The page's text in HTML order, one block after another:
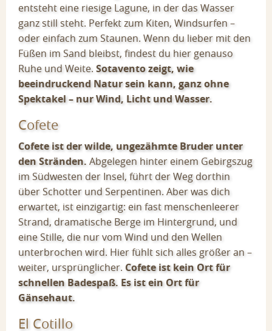
entsteht eine riesige Lagune, in der das Wasser
ganz still steht. Perfekt zum Kiten, Windsurfen –
oder einfach zum Staunen. Wenn du lieber mit den
Füßen im Sand bleibst, findest du hier genauso
Ruhe und Weite. Sotavento zeigt, wie
beeindruckend Natur sein kann, ganz ohne
Spektakel – nur Wind, Licht und Wasser.
Cofete
Cofete ist der wilde, ungezähmte Bruder unter
den Stränden. Abgelegen hinter einem Gebirgszug
im Südwesten der Insel, führt der Weg dorthin
über Schotter und Serpentinen. Aber was dich
erwartet, ist einzigartig: ein fast menschenleerer
Strand, dramatische Berge im Hintergrund, und
eine Stille, die nur vom Wind und den Wellen
unterbrochen wird. Hier fühlt sich alles größer an –
weiter, ursprünglicher. Cofete ist kein Ort für
schnellen Badespaß. Es ist ein Ort für
Gänsehaut.
El Cotillo